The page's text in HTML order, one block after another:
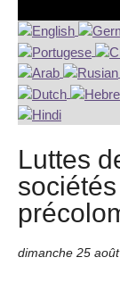
Luttes
dimanche 25